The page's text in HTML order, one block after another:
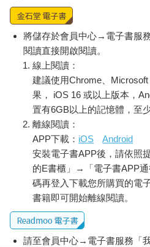
將儲存於會員中心→電子書服
閱讀直接開啟閱讀。
線上閱讀：
建議使用Chrome、
果， iOS 16 或以上版本，
置有6GB以上的記憶體，至
離線閱讀：
APP下載： iOS
Android
安裝電子書APP後，請依照
的E書櫃」→「電子書APP
碼再登入下載您所購買的電
書籍即可開始離線閱讀。
請至會員中心→電子書服務「